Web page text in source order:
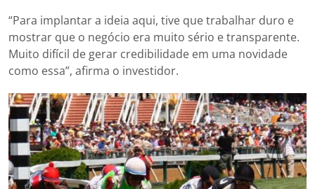
“Para implantar a ideia aqui, tive que trabalhar duro e
mostrar que o negócio era muito sério e transparente.
Muito difícil de gerar credibilidade em uma novidade
como essa”, afirma o investidor.